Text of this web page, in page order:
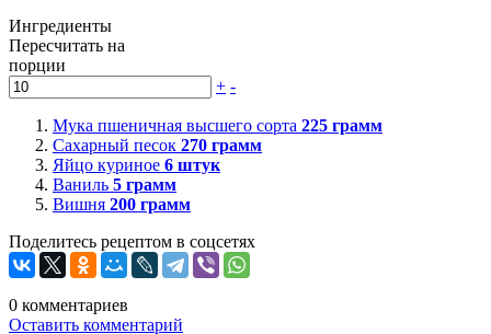
Ингредиенты
Пересчитать на
порции
+ -
Мука пшеничная высшего сорта 225 грамм
Сахарный песок 270 грамм
Яйцо куриное 6 штук
Ваниль 5 грамм
Вишня 200 грамм
Поделитесь рецептом в соцсетях
0 комментариев
Оставить комментарий